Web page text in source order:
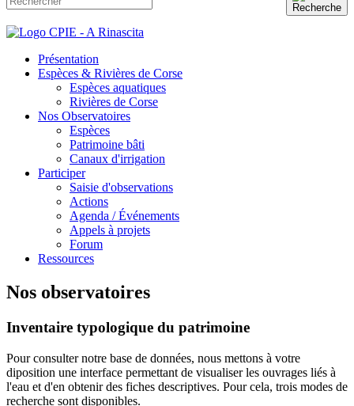
Présentation
Espèces & Rivières de Corse
Espèces aquatiques
Rivières de Corse
Nos Observatoires
Espèces
Patrimoine bâti
Canaux d'irrigation
Participer
Saisie d'observations
Actions
Agenda / Événements
Appels à projets
Forum
Ressources
Nos observatoires
Inventaire typologique du patrimoine
Pour consulter notre base de données, nous mettons à votre
diposition une interface permettant de visualiser les ouvrages liés à
l'eau et d'en obtenir des fiches descriptives. Pour cela, trois modes de
recherche sont disponibles.